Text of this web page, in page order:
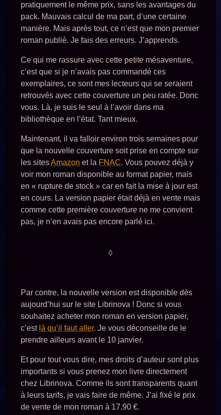
pratiquement le même prix, sans les avantages du
pack. Mauvais calcul de ma part, d’une certaine
manière. Mais après tout, ce n’est que mon premier
roman publié. Je fais des erreurs. J’apprends.
Ce qui me rassure avec cette petite mésaventure,
c’est que si je n’avais pas commandé ces
exemplaires, ce sont mes lecteurs qui se seraient
retrouvés avec cette couverture un peu ratée. Donc
vous. Là, je suis le seul à l’avoir dans ma
bibliothèque en l’état. Tant mieux.
Maintenant, il va falloir environ trois semaines pour
que la nouvelle couverture soit prise en compte sur
les sitesAmazon et la FNAC. Vous pouvez déjà y
voir mon roman disponible au format papier, mais
en « rupture de stock » car en fait la mise à jour est
en cours. La version papier était déjà en vente mais
comme cette première couverture ne me convient
pas, je n’en avais pas encore parlé ici.
◊
Par contre, la nouvelle version est disponible dès
aujourd’hui sur le site Librinova ! Donc si vous
souhaitez acheter mon roman en version papier,
c’est là qu’il faut aller. Je vous déconseille de le
prendre ailleurs avant le 10 janvier.
Et pour tout vous dire, mes droits d’auteur sont plus
importants si vous prenez mon livre directement
chez Librinova. Comme ils sont transparents quant
à leurs tarifs, je vais faire de même. J’ai fixé le prix
de vente de mon roman à 17,90 €.